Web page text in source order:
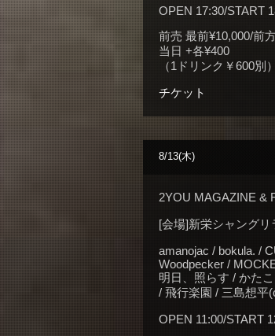
OPEN 17:30/START
前売 最前¥10,000/前
当日 +各¥400
（1ドリンク￥600別）
チケット
8/13(木)
2YOU MAGAZINE &
[会場]新栄シャング
amanojac / bokula. /
Woodpecker /
明日、照らす / かた
/ 飛行楽園 / 三島想平
OPEN 11:00/START